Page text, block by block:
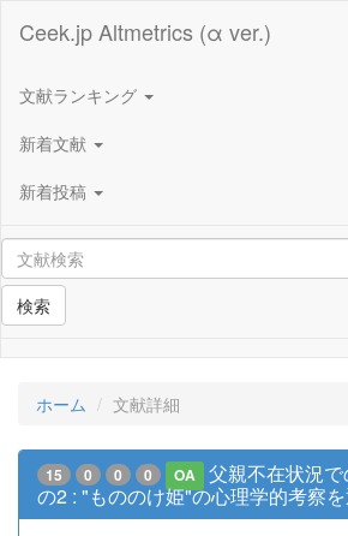
Ceek.jp Altmetrics (α ver.)
文献ランキング
新着文献
新着投稿
検索
ホーム 文献詳細
15 0 0 0 OA
父親不在状況
の2 : "もののけ姫"の心理学的考察